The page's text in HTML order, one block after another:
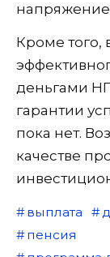
Кроме того,
деньгами
гарантии
пока нет.
качестве
выплата
пенсия